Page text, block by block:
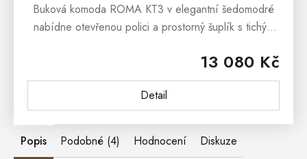
13 080 Kč
Detail
Buková komoda ROMA KT3 v elegantní šedomodré
nabídne otevřenou polici a prostorný šuplík s tichým
životnost, 20 cm nohy...
Popis Podobné (4) Hodnocení Diskuze